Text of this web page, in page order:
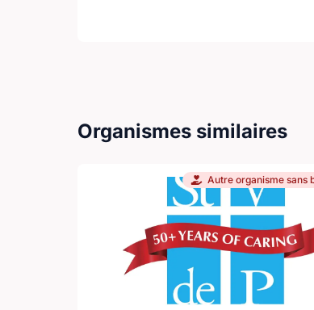
Organismes similaires
Autre organisme sans